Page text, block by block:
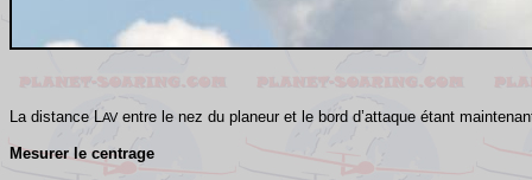
La distance LAV entre le nez du planeur et le bord d’attaque étant
Mesurer le centrage